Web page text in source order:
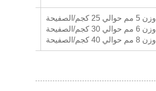
وزن 5 مم حوالي 25 كجم/الصفيحة
وزن 6 مم حوالي 30 كجم/الصفيحة
وزن 8 مم حوالي 40 كجم/الصفيحة